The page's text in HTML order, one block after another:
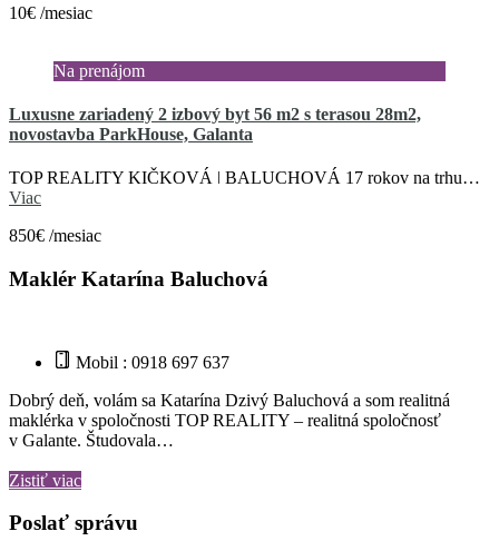
10€ /mesiac
Na prenájom
Luxusne zariadený 2 izbový byt 56 m2 s terasou 28m2,
novostavba ParkHouse, Galanta
TOP REALITY KIČKOVÁ ǀ BALUCHOVÁ 17 rokov na trhu…
Viac
850€ /mesiac
Maklér Katarína Baluchová
Mobil : 0918 697 637
Dobrý deň, volám sa Katarína Dzivý Baluchová a som realitná
maklérka v spoločnosti TOP REALITY – realitná spoločnosť
v Galante. Študovala…
Zistiť viac
Poslať správu